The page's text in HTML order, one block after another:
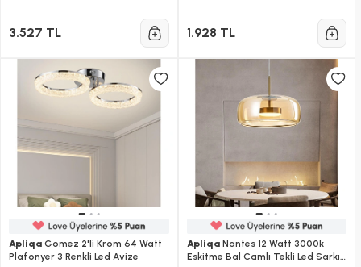
3.527 TL 1.928 TL
Apliqa Gomez 2'li Krom 64 Watt
Plafonyer 3 Renkli Led Avize
ApliqaNantes 12 Watt 3000k
Eskitme Bal Camlı Tekli Led Sarkıt